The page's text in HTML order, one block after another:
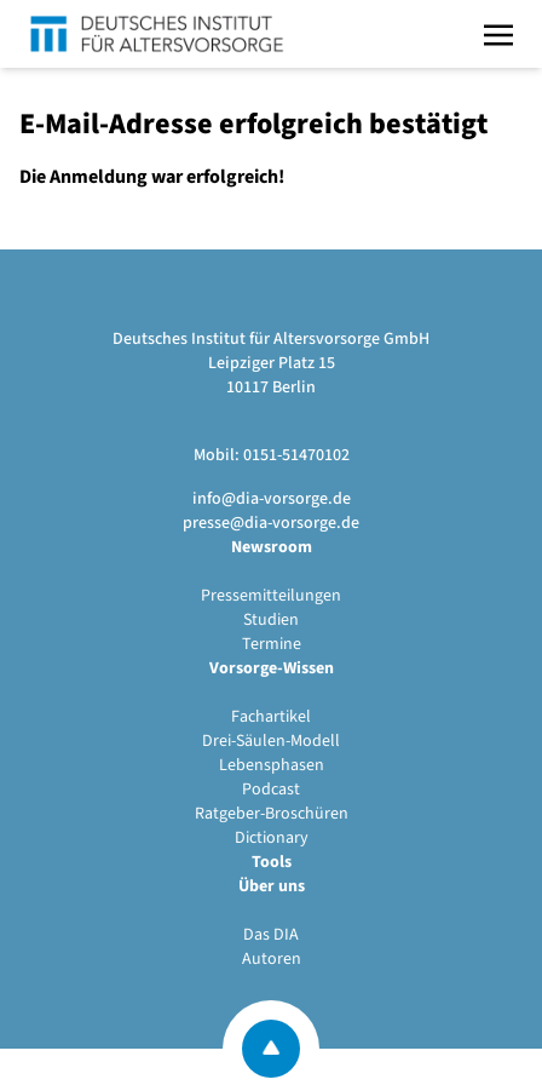
E-Mail-Adresse erfolgreich bestätigt
Die Anmeldung war erfolgreich!
Deutsches Institut für Altersvorsorge GmbH
Leipziger Platz 15
10117 Berlin
Mobil: 0151-51470102
info@dia-vorsorge.de
presse@dia-vorsorge.de
Newsroom
Pressemitteilungen
Studien
Termine
Vorsorge-Wissen
Fachartikel
Drei-Säulen-Modell
Lebensphasen
Podcast
Ratgeber-Broschüren
Dictionary
Tools
Über uns
Das DIA
Autoren